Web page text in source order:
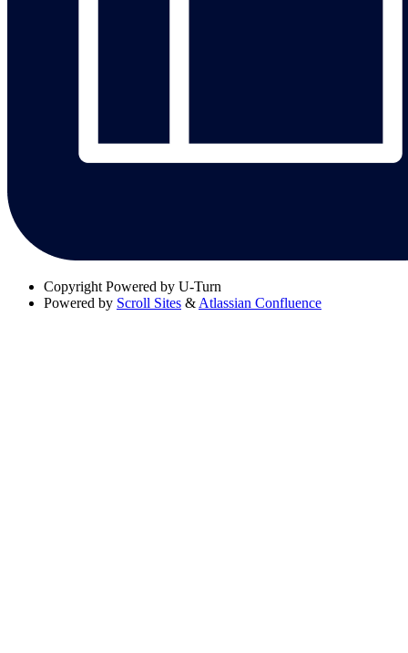
Copyright Powered by U-Turn
Powered by Scroll Sites & Atlassian Confluence